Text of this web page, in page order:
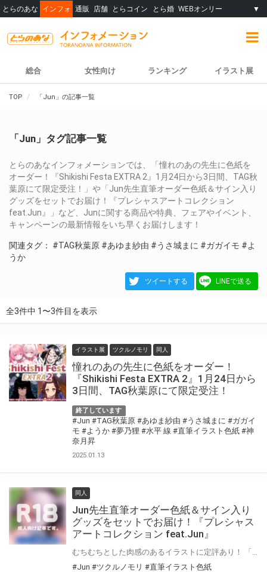
とらのあな インフォ 通販 店舗 とらコイン とら婚 WEBオンリー ▼
総合 女性向け ランキング イラスト展
TOP 「Jun」の記事一覧
「Jun」タグ記事一覧
とらのあなインフォメーションでは、「憧れのあの先生に色紙を
オーダー！『Shikishi Festa EXTRA 2』1月24日から3日間、TAG秋
葉原にて限定受注！」や「Jun先生直筆オーダー色紙＆サイン入り
グッズをセットでお届け！『プレシャスアートコレクション
feat.Jun』」など、Junに関する商品や特典、フェアやイベント、
キャンペーンの最新情報をいち早くお届けします！
関連タグ： #TAG秋葉原 #あゆま紗由 #うさ城まに #ガガイモ #よ
うか
ツイートする LINEで送る
全3件中 1〜3件目を表示
イラスト展 ツクルノモリ 同人
憧れのあの先生に色紙をオーダー！
『Shikishi Festa EXTRA 2』1月24日から
3日間、TAG秋葉原にて限定受注！
終了しています
#Jun #TAG秋葉原 #あゆま紗由 #うさ城まに #ガガイ
モ #ようか #夢乃狸 #水平 線 #直筆イラスト色紙 #神
奈月昇
2025.01.13
同人
Jun先生直筆オーダー色紙＆サイン入り
グッズをセットでお届け！『プレシャス
アートコレクション feat.Jun』
#Jun #ツクルノモリ #直筆イラスト色紙